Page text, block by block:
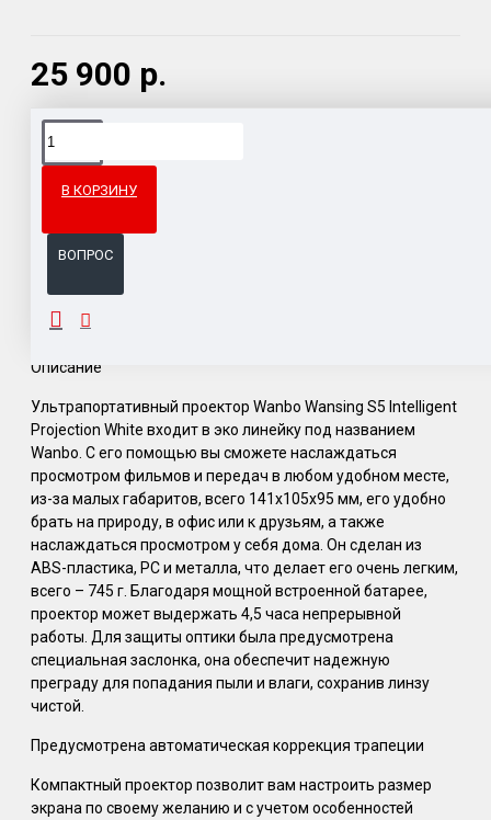
25 900 р.
В КОРЗИНУ
ВОПРОС
Доставка товара по всему Таможенному союзу.
ОПИСАНИЕ
Описание
Ультрапортативный проектор Wanbo Wansing S5 Intelligent
Projection White входит в эко линейку под названием
Wanbo. С его помощью вы сможете наслаждаться
просмотром фильмов и передач в любом удобном месте,
из-за малых габаритов, всего 141x105x95 мм, его удобно
брать на природу, в офис или к друзьям, а также
наслаждаться просмотром у себя дома. Он сделан из
ABS-пластика, PC и металла, что делает его очень легким,
всего – 745 г. Благодаря мощной встроенной батарее,
проектор может выдержать 4,5 часа непрерывной
работы. Для защиты оптики была предусмотрена
специальная заслонка, она обеспечит надежную
преграду для попадания пыли и влаги, сохранив линзу
чистой.
Предусмотрена автоматическая коррекция трапеции
Компактный проектор позволит вам настроить размер
экрана по своему желанию и с учетом особенностей